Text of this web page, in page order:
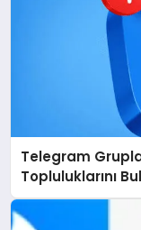
Telegram
Topluluklarını